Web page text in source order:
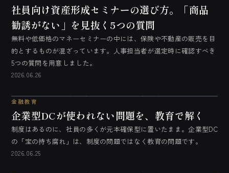
社員向け資産形成セミナーの選び方。「商品
勧誘がない」を見抜く5つの質問
無料や低価格のマネーセミナーの中には、保険や不動産の販売を目
的とするものが混ざっています。人事担当者が選定時に確認すべき
5つの質問を用意しました。
2026.06.26
金融教育
企業型DCが使われない問題を、教育で解く
制度はあるのに、社員の多くが元本確保型に置いたまま。企業型DC
の「宝の持ち腐れ」は、制度の問題ではなく教育の問題です。
2026.06.25